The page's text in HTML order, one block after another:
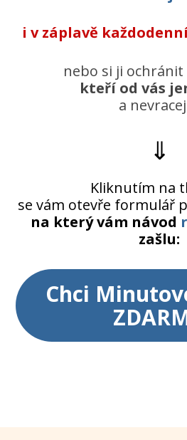
i v záplavě
nebo si ji ochránit
kteří od vás
a
⇓
Kliknutím na
se vám otevře formulář
na který vám návod
zašlu:
Chci